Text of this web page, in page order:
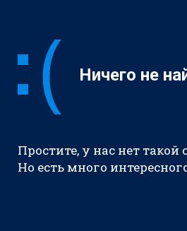
Ничего не
Простите, у нас нет такой
Но есть много